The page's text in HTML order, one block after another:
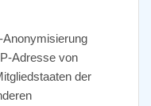
Anonymisierung
Adresse von
der